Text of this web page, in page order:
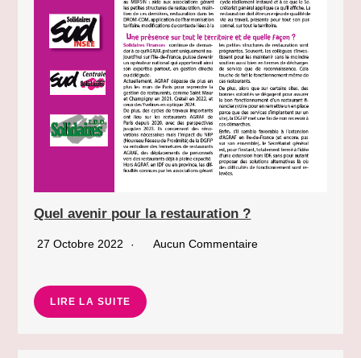
Quel avenir pour la restauration ?
27 Octobre 2022 Aucun Commentaire
LIRE LA SUITE